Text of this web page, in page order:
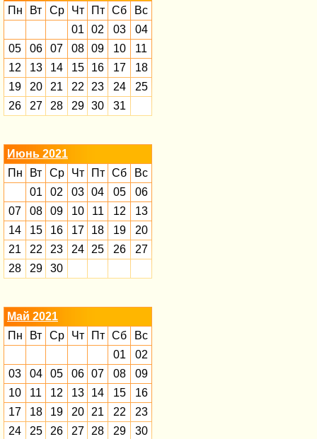
Пн
Вт Ср Чт Пт Сб
Вс
01
02 03
04
05
06 07 08 09 10
11
12
13 14 15 16 17
18
19
20 21 22 23 24
25
26
27 28 29 30 31
Июнь 2021
Пн
Вт Ср Чт Пт Сб
Вс
01
02 03 04 05
06
07
08 09 10 11 12
13
14
15 16 17 18 19
20
21
22 23 24 25 26
27
28
29 30
Май 2021
Пн
Вт Ср Чт Пт Сб
Вс
01
02
03
04 05 06 07 08
09
10
11 12 13 14 15
16
17
18 19 20 21 22
23
24
25 26 27 28 29
30